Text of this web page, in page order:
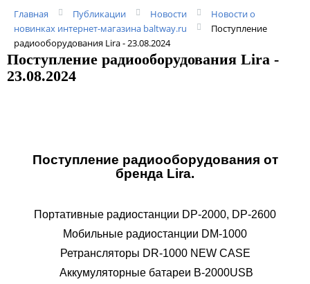
Главная Публикации Новости
Новости о
новинках интернет-магазина baltway.ru
Поступление
радиооборудования Lira - 23.08.2024
Поступление радиооборудования Lira -
23.08.2024
Поступление радиооборудования от
бренда Lira.
Портативные радиостанции DP-2000, DP-2600
Мобильные радиостанции DM-1000
Ретрансляторы DR-1000 NEW CASE
Аккумуляторные батареи B-2000USB